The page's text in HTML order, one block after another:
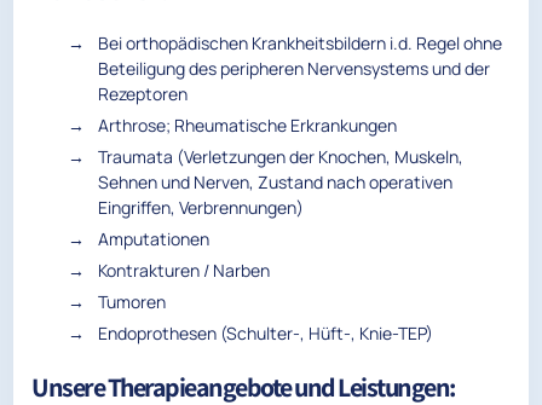
Bei orthopädischen Krankheitsbildern i.d. Regel ohne
Beteiligung des peripheren Nervensystems und der
Rezeptoren
Arthrose; Rheumatische Erkrankungen
Traumata (Verletzungen der Knochen, Muskeln,
Sehnen und Nerven, Zustand nach operativen
Eingriffen, Verbrennungen)
Amputationen
Kontrakturen / Narben
Tumoren
Endoprothesen (Schulter-, Hüft-, Knie-TEP)
Unsere Therapieangebote und Leistungen: